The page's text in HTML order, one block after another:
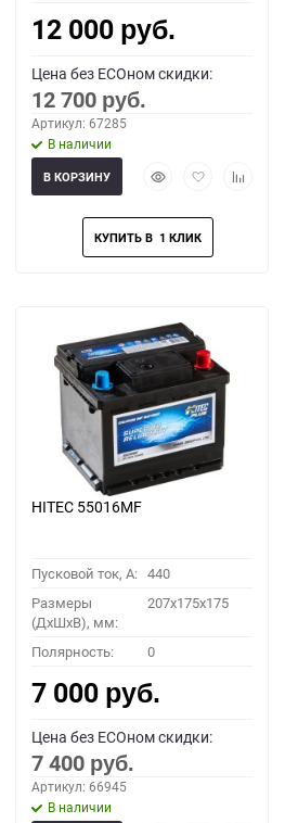
12 000 руб.
Цена без ECOном скидки:
12 700 руб.
Артикул: 67285
В наличии
БыстрыйДобавить
избранное
Добавить
В КОРЗИНУ
HITEC 55016MF
Пусковой ток, A: 440
Размеры
(ДхШхВ), мм:
207x175x175
Полярность: 0
7 000 руб.
Цена без ECOном скидки:
7 400 руб.
Артикул: 66945
В наличии